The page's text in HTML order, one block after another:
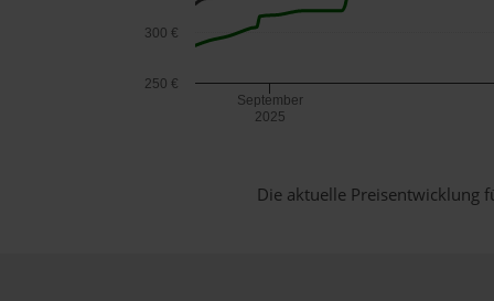
September
2025
250 €
300 €
Die aktuelle Preisentwicklung